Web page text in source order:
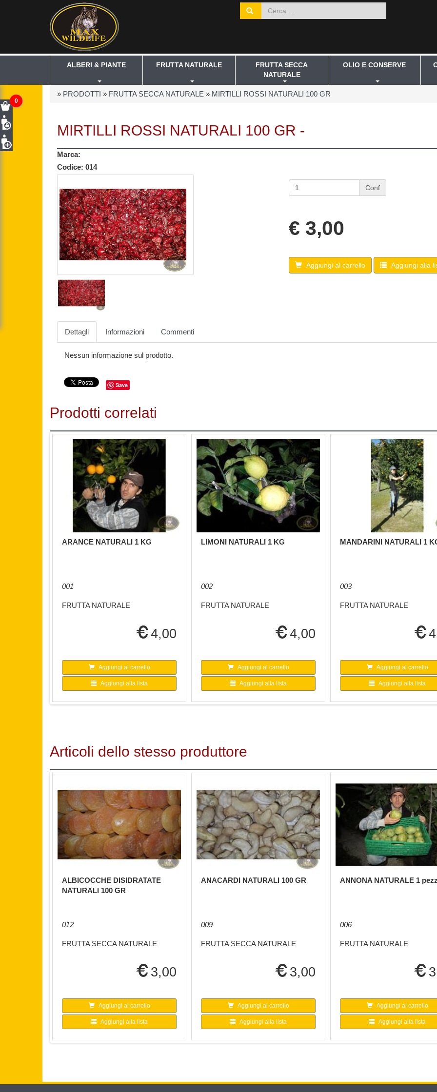
ALBERI & PIANTE FRUTTA NATURALE
FRUTTA SECCA
NATURALE
OLIO E CONSERVE
0
» PRODOTTI » FRUTTA SECCA NATURALE » MIRTILLI ROSSI NATURALI 100 GR
MIRTILLI ROSSI NATURALI 100 GR -
Marca:
Codice: 014
Conf
€ 3,00
Aggiungi al carrello Aggiungi alla
Dettagli Informazioni Commenti
Nessun informazione sul prodotto.
Save
Prodotti correlati
ARANCE NATURALI 1 KG
001
FRUTTA NATURALE
4,00
Aggiungi al carrello
Aggiungi alla lista
LIMONI NATURALI 1 KG
002
FRUTTA NATURALE
4,00
Aggiungi al carrello
Aggiungi alla lista
MANDARINI NATURALI 1
003
FRUTTA NATURALE
Aggiungi al carrello
Aggiungi alla lista
Articoli dello stesso produttore
ALBICOCCHE DISIDRATATE
NATURALI 100 GR
012
FRUTTA SECCA NATURALE
3,00
Aggiungi al carrello
Aggiungi alla lista
ANACARDI NATURALI 100 GR
009
FRUTTA SECCA NATURALE
3,00
Aggiungi al carrello
Aggiungi alla lista
ANNONA NATURALE 1
006
FRUTTA NATURALE
Aggiungi al carrello
Aggiungi alla lista